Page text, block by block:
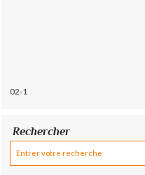
02-1
Rechercher